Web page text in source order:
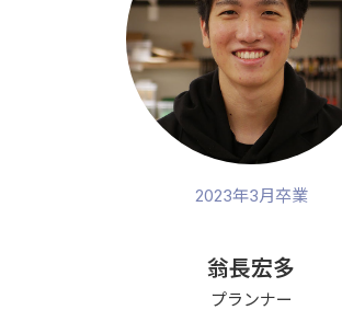
2023年3月卒業
翁長宏多
プランナー